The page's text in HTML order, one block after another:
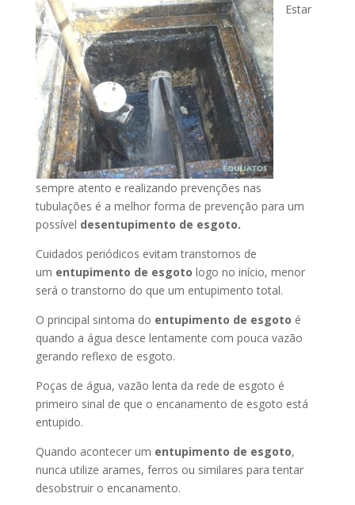
Estar
sempre atento e realizando prevenções nas
tubulações é a melhor forma de prevenção para um
possível desentupimento de esgoto.
Cuidados periódicos evitam transtornos de
um entupimento de esgoto logo no início, menor
será o transtorno do que um entupimento total.
O principal sintoma do entupimento de esgoto é
quando a água desce lentamente com pouca vazão
gerando reflexo de esgoto.
Poças de água, vazão lenta da rede de esgoto é
primeiro sinal de que o encanamento de esgoto está
entupido.
Quando acontecer um entupimento de esgoto,
nunca utilize arames, ferros ou similares para tentar
desobstruir o encanamento.